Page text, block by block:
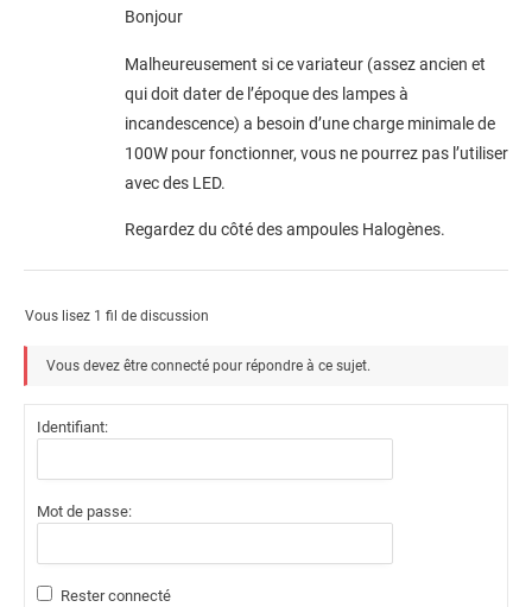
Bonjour
Malheureusement si ce variateur (assez ancien et
qui doit dater de l’époque des lampes à
incandescence) a besoin d’une charge minimale de
100W pour fonctionner, vous ne pourrez pas l’utiliser
avec des LED.
Regardez du côté des ampoules Halogènes.
Vous lisez 1 fil de discussion
Vous devez être connecté pour répondre à ce sujet.
Identifiant:
Mot de passe:
Rester connecté